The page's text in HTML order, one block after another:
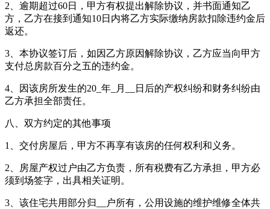
2、逾期超过60日，甲方有权提出解除协议，并书面通知乙
方，乙方在接到通知10日内将乙方实际缴纳房款扣除违约金后
返还。
3、本协议签订后，如因乙方原因解除协议，乙方应当向甲方
支付总房款百分之五的违约金。
4、因该房所发生的20_年_月__日后的产权纠纷和财务纠纷由
乙方承担全部责任。
八、双方约定的其他事项
1、交付房屋后，甲方不再享有该房的任何权利和义务。
2、房屋产权过户由乙方负责，所有税费有乙方承担，甲方必
须到场签字，出具相关证明。
3、该住宅共用部分归__户所有，公用设施的维护维修全体共